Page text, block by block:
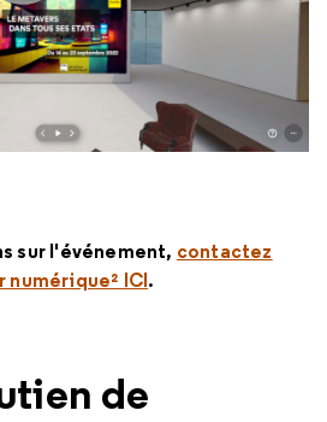
sur l'événement, contactez
ICI.
de